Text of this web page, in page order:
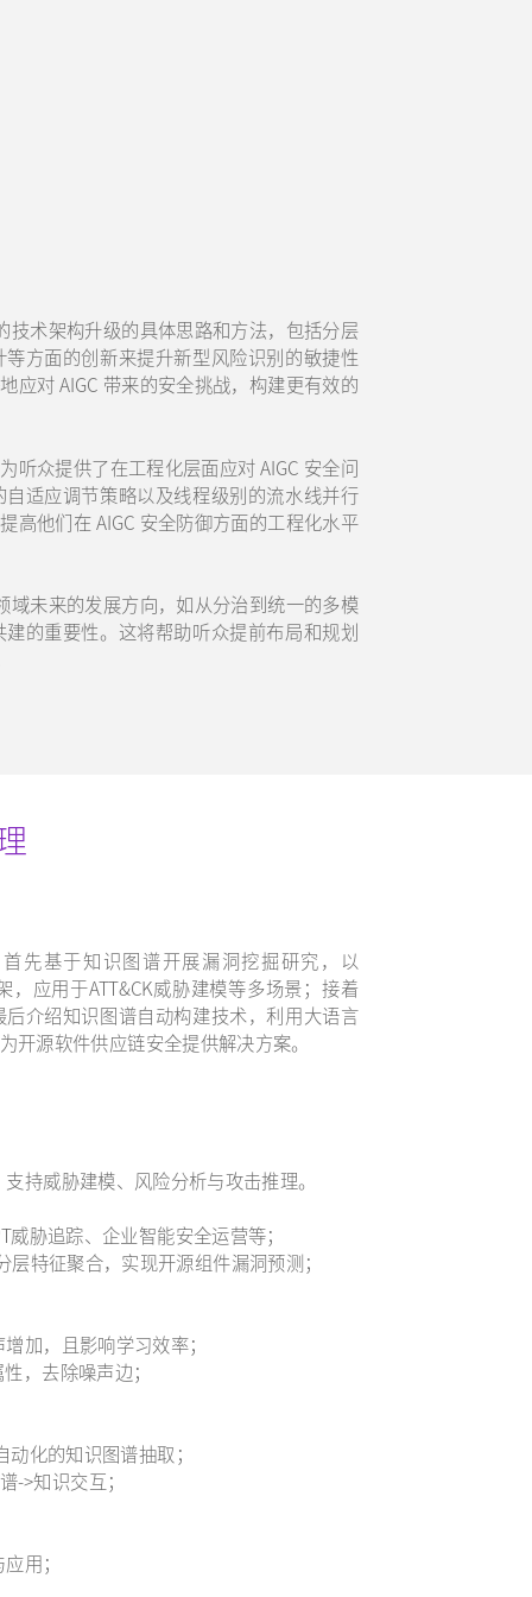
技术架构升级的具体思路和方法，包括分层
方面的创新来提升新型风险识别的敏捷性
应对 AIGC 带来的安全挑战，构建更有效的
听众提供了在工程化层面应对 AIGC 安全问
适应调节策略以及线程级别的流水线并行
高他们在 AIGC 安全防御方面的工程化水平
域未来的发展方向，如从分治到统一的多模
的重要性。这将帮助听众提前布局和规划
先基于知识图谱开展漏洞挖掘研究，以
应用于ATT&CK威胁建模等多场景；接着
介绍知识图谱自动构建技术，利用大语言
开源软件供应链安全提供解决方案。
持威胁建模、风险分析与攻击推理。
胁追踪、企业智能安全运营等；
特征聚合，实现开源组件漏洞预测；
加，且影响学习效率；
，去除噪声边；
化的知识图谱抽取；
->知识交互；
用；